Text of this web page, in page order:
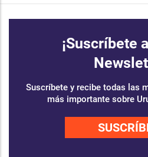
¡Suscríbete
Suscríbete y recibe todas las
más importante sobre